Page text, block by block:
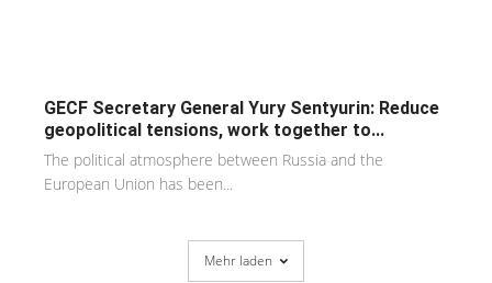
GECF Secretary General Yury Sentyurin: Reduce
geopolitical tensions, work together to...
The political atmosphere between Russia and the
European Union has been...
Mehr laden